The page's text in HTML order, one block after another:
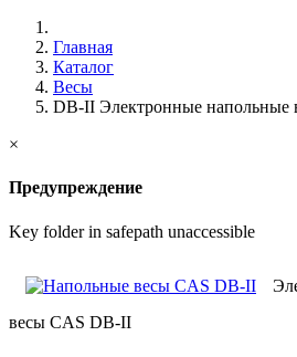
Главная
Каталог
Весы
DB-II Электронные напольные
×
Предупреждение
Key folder in safepath unaccessible
весы CAS DB-II